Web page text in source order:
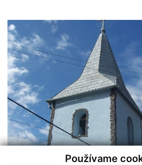
Používame